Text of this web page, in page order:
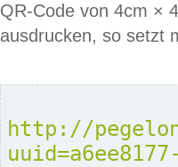
QR-Code von 4cm ×
ausdrucken, so setzt
http://